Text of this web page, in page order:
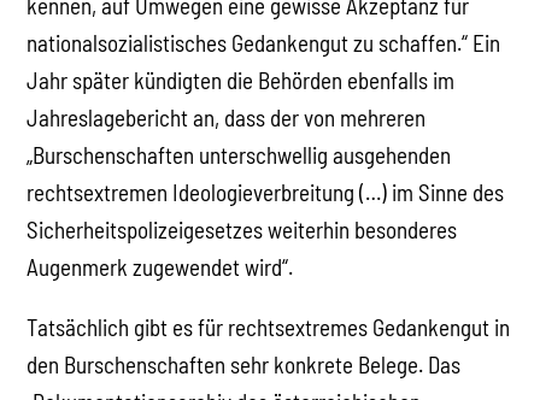
nationalsozialistisches Gedankengut zu schaffen.“ Ein
Jahr später kündigten die Behörden ebenfalls im
Jahreslagebericht an, dass der von mehreren
„Burschenschaften unterschwellig ausgehenden
rechtsextremen Ideologieverbreitung (…) im Sinne des
Sicherheitspolizeigesetzes weiterhin besonderes
Augenmerk zugewendet wird“.
Tatsächlich gibt es für rechtsextremes Gedankengut in
den Burschenschaften sehr konkrete Belege. Das